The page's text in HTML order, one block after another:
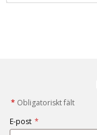
* Obligatoriskt fält
E-post *